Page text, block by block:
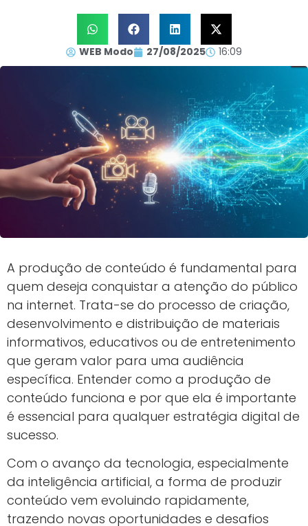
WEB Modo 27/08/2025 16:09
A produção de conteúdo é fundamental para
quem deseja conquistar a atenção do público
na internet. Trata-se do processo de criação,
desenvolvimento e distribuição de materiais
informativos, educativos ou de entretenimento
que geram valor para uma audiência
específica. Entender como a produção de
conteúdo funciona e por que ela é importante
é essencial para qualquer estratégia digital de
sucesso.
Com o avanço da tecnologia, especialmente
da inteligência artificial, a forma de produzir
conteúdo vem evoluindo rapidamente,
trazendo novas oportunidades e desafios